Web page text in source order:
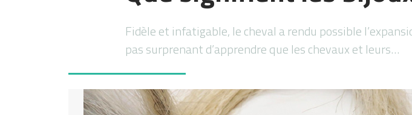
Fidèle et infatigable, le cheval a rendu possible
pas surprenant d’apprendre que les chevaux et leurs…